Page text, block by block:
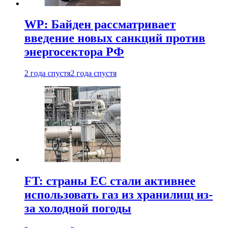
WP: Байден рассматривает
введение новых санкций против
энергосектора РФ
2 года спустя2 года спустя
FT: страны ЕС стали активнее
использовать газ из хранилищ из-
за холодной погоды